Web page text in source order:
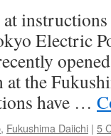
Electric
the
have …
, Fukushima Daiichi | 5